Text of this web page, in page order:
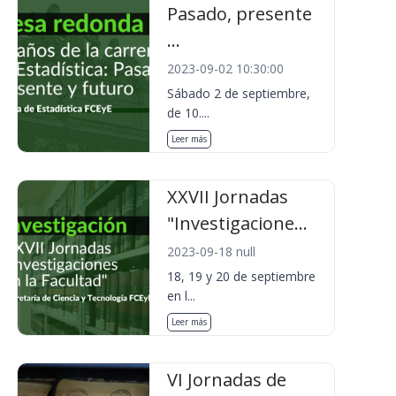
Pasado, presente
...
2023-09-02 10:30:00
Sábado 2 de septiembre,
de 10....
Leer más
XXVII Jornadas
"Investigacione...
2023-09-18 null
18, 19 y 20 de septiembre
en l...
Leer más
VI Jornadas de